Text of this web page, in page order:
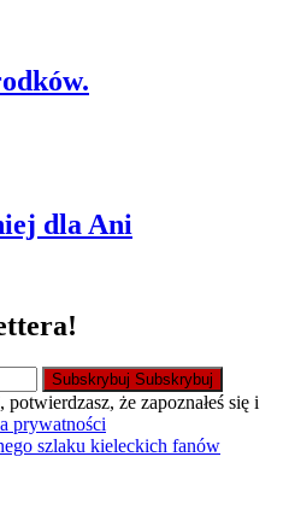
dla Ani
Subskrybuj Subskrybuj
że zapoznałeś się i
prywatności
szlaku kieleckich fanów